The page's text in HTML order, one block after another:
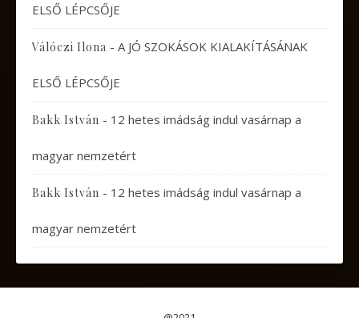
ELSŐ LÉPCSŐJE
Válóczi Ilona - A JÓ SZOKÁSOK KIALAKÍTÁSÁNAK
ELSŐ LÉPCSŐJE
Bakk István - 12 hetes imádság indul vasárnap a
magyar nemzetért
Bakk István - 12 hetes imádság indul vasárnap a
magyar nemzetért